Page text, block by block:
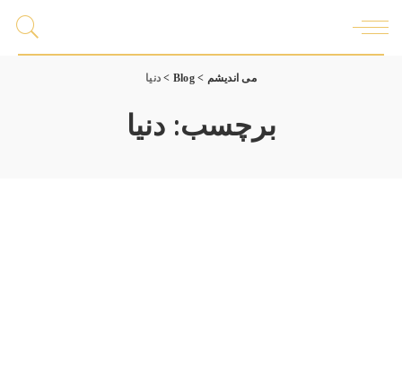
می اندیشم >
Blog
> دنیا
برچسب:دنیا